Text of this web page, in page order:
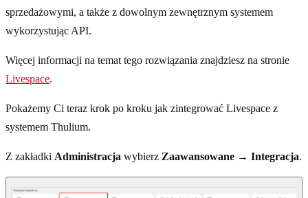
sprzedażowymi, a także z dowolnym zewnętrznym systemem
wykorzystując API.
Więcej informacji na temat tego rozwiązania znajdziesz na stronie
Livespace.
Pokażemy Ci teraz krok po kroku jak zintegrować Livespace z
systemem Thulium.
Z zakładki Administracja wybierz Zaawansowane → Integracja.